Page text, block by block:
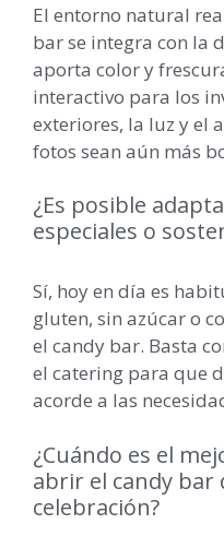
El entorno natural
bar se integra con la
aporta color y
interactivo para los
exteriores, la luz y el
fotos sean aún más
¿Es posible
especiales o
Sí, hoy en día es
gluten, sin azúcar o
el candy bar. Basta
el catering para que
acorde a las
¿Cuándo es el
abrir el candy bar
celebración?